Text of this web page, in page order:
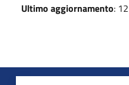
Ultimo aggiornamento: